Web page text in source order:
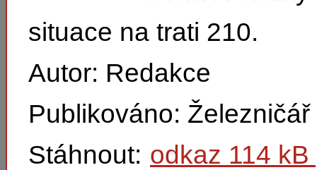
situace na trati 210.
Autor: Redakce
Publikováno:
Stáhnout: odkaz 114 kB